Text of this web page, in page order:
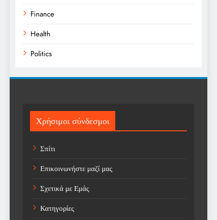
Finance
Health
Politics
Sport
Sports
Technology
Trending
Weather
Αγορά
Χρήσιμοι σύνδεσμοι
Σπίτι
Επικοινωνήστε μαζί μας
Σχετικά με Εμάς
Κατηγορίες